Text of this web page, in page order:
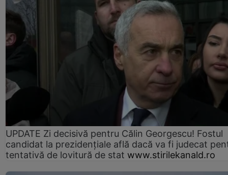
UPDATE Zi decisivă pentru Călin Georgescu! Fostul
candidat la prezidențiale află dacă va fi judecat
tentativă de lovitură de stat www.stirilekanald.ro